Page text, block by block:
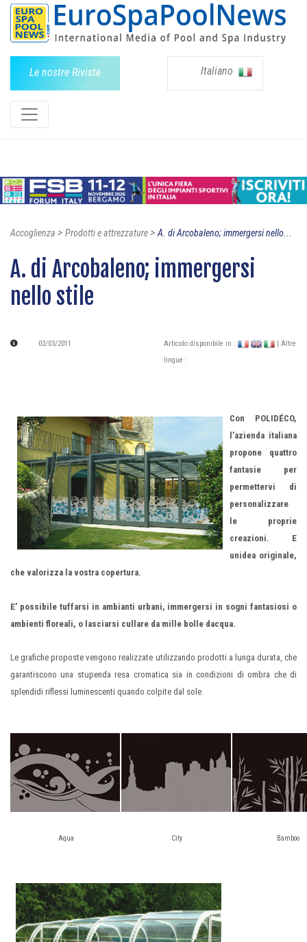
Le nostre Riviste Italiano
Accoglienza > Prodotti e attrezzature>A. di Arcobaleno; immergersi nello...
A. di Arcobaleno; immergersi
nello stile
02/03/2011 Articolo disponibile in :
| Altre
lingue :
Con POLIDÉCO,
l’azienda italiana
propone quattro
fantasie per
permettervi di
personalizzare
le proprie
creazioni. E
unidea originale,
che valorizza la vostra copertura.
E’ possibile tuffarsi in ambianti urbani, immergersi in sogni fantasiosi o
ambienti floreali, o lasciarsi cullare da mille bolle dacqua.
Le grafiche proposte vengono realizzate utilizzando prodotti a lunga durata, che
garantiscono una stupenda resa cromatica sia in condizioni di ombra che di
splendidi riflessi luminescenti quando colpite dal sole.
Aqua City Bamboo